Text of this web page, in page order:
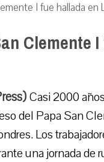
I fue hallada en
Clemente
Casi 2000
del Papa San
Los
una jornada de